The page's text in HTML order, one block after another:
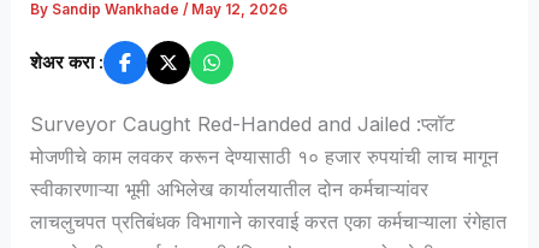
By Sandip Wankhade/ May 12, 2026
शेअर करा :
Surveyor Caught Red-Handed and Jailed :प्लॉट
मोजणीचे काम लवकर करून देण्यासाठी १० हजार रुपयांची लाच मागून
स्वीकारणाऱ्या भूमी अभिलेख कार्यालयातील दोन कर्मचाऱ्यांवर
लाचलुचपत प्रतिबंधक विभागाने कारवाई करत एका कर्मचाऱ्याला रंगेहात